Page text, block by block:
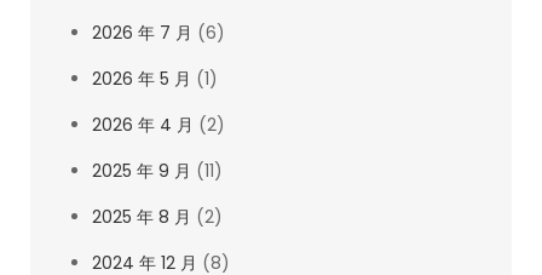
2026 年 7 月 (6)
2026 年 5 月 (1)
2026 年 4 月 (2)
2025 年 9 月 (11)
2025 年 8 月 (2)
2024 年 12 月 (8)